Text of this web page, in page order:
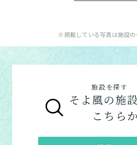
※掲載している写真は施設の
施設を探す
そよ風の施
こちら